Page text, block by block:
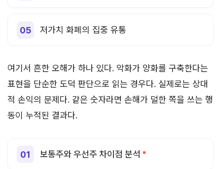
저가치 화폐의 집중 유통
여기서 흔한 오해가 하나 있다. 악화가 양화를 구축한다는
표현을 단순한 도덕 판단으로 읽는 경우다. 실제로는 상대
적 손익의 문제다. 같은 숫자라면 손해가 덜한 쪽을 쓰는 행
동이 누적된 결과다.
보통주와 우선주 차이점 분석